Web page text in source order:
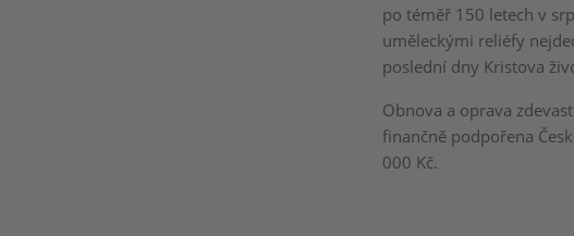
po téměř 150 letech v
uměleckými reliéfy
poslední dny Kristova
Obnova a oprava
finančně podpořena
000 Kč.